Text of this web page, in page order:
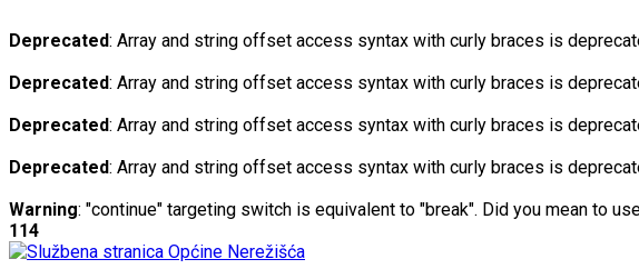
Deprecated: Array and string offset access syntax with curly braces is
Deprecated: Array and string offset access syntax with curly braces is
Deprecated: Array and string offset access syntax with curly braces is
Deprecated: Array and string offset access syntax with curly braces is
Warning: "continue" targeting switch is equivalent to "break". Did you mean to
114